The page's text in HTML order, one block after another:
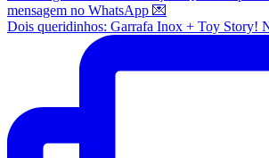
Dois queridinhos: Garrafa Inox + Toy Story!